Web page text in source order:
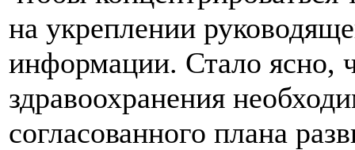
на укреплении
информации. Стало ясно,
здравоохранения
согласованного плана